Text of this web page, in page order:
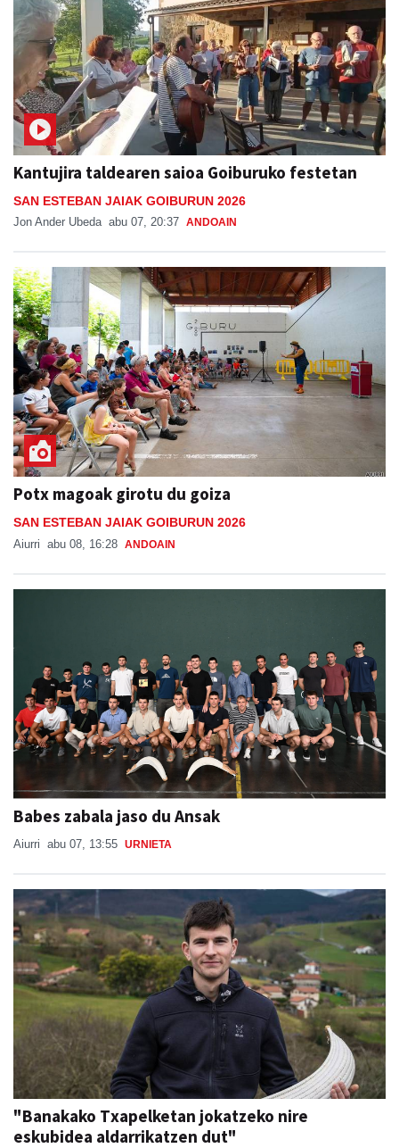
Kantujira taldearen saioa Goiburuko festetan
SAN ESTEBAN JAIAK GOIBURUN 2026
Jon Ander Ubeda abu 07, 20:37 ANDOAIN
Potx magoak girotu du goiza
SAN ESTEBAN JAIAK GOIBURUN 2026
Aiurri abu 08, 16:28 ANDOAIN
Babes zabala jaso du Ansak
Aiurri abu 07, 13:55 URNIETA
"Banakako Txapelketan jokatzeko nire
eskubidea aldarrikatzen dut"